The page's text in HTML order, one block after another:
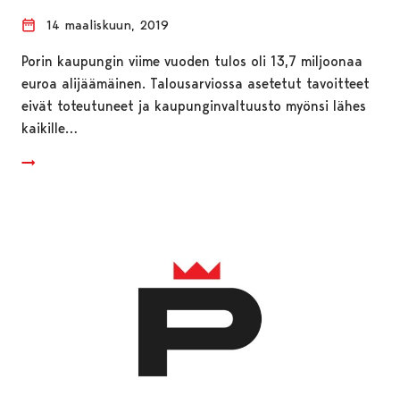
14 maaliskuun, 2019
Porin kaupungin viime vuoden tulos oli 13,7 miljoonaa
euroa alijäämäinen. Talousarviossa asetetut tavoitteet
eivät toteutuneet ja kaupunginvaltuusto myönsi lähes
kaikille…